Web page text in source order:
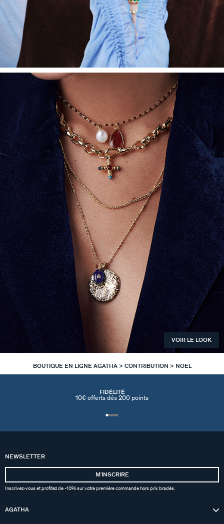
VOIR LE LOOK
BOUTIQUE EN LIGNE AGATHA CONTRIBUTION NOEL
FIDÉLITÉ
10€ offerts dés 200 points
NEWSLETTER
MʼINSCRIRE
Inscrivez-vous et profitez de -10% sur votre première commande hors prix bradés.
AGATHA